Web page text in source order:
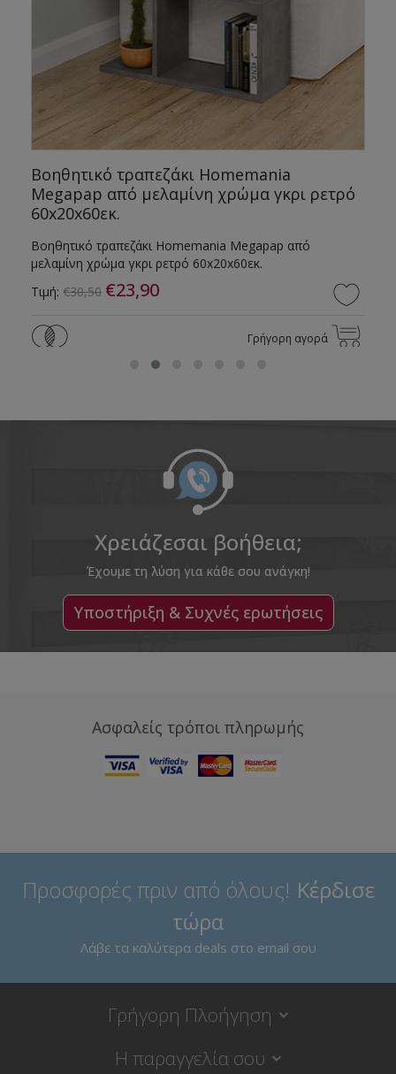
Βοηθητικό τραπεζάκι Homemania
Megapap από μελαμίνη χρώμα γκρι ρετρό
60x20x60εκ.
Βοηθητικό τραπεζάκι Homemania Megapap από
μελαμίνη χρώμα γκρι ρετρό 60x20x60εκ.
Τιμή: €30,50 €23,90
Γρήγορη αγορά
Χρειάζεσαι βοήθεια;
Έχουμε τη λύση για κάθε σου ανάγκη!
Υποστήριξη & Συχνές ερωτήσεις
Ασφαλείς τρόποι πληρωμής
Προσφορές πριν από όλους! Κέρδισε
τώρα
Λάβε τα καλύτερα deals στο email σου
Γρήγορη Πλοήγηση
Η παραγγελία σου